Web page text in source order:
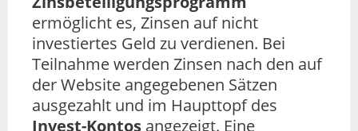
ermöglicht es, Zinsen auf nicht
investiertes Geld zu verdienen. Bei
Teilnahme werden Zinsen nach den auf
der Website angegebenen Sätzen
ausgezahlt und im Haupttopf des
Invest-Kontos angezeigt. Eine